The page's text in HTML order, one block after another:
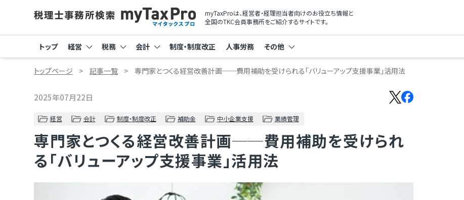
myTaxProは、経営者・経理担当者向けのお役立ち情報と
全国のTKC会員事務所をご紹介するサイトです。
トップ 経営 税務 会計 制度・制度改正 人事労務 その他
トップページ 記事一覧 専門家とつくる経営改善計画──費用補助を受けられる「バリューアップ支援事業」活用法
2025年07月22日
経営 会計 制度・制度改正 補助金 中小企業支援 業績管理
専門家とつくる経営改善計画──費用補助を受けられ
る「バリューアップ支援事業」活用法